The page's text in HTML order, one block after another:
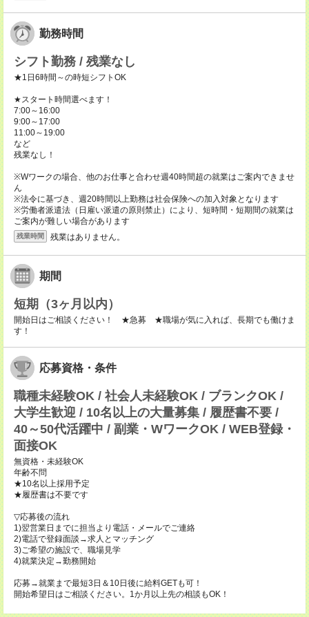
勤務時間
シフト勤務 / 残業なし
★1日6時間～の時短シフトOK
★スタート時間選べます！
7:00～16:00
9:00～17:00
11:00～19:00
など
残業なし！
※Wワークの場合、他のお仕事と合わせ週40時間超の就業はご案内できませ
ん
※法令に基づき、週20時間以上勤務は社会保険への加入対象となります
※労働者派遣法（日雇い派遣の原則禁止）により、短時間・短期間の就業は
ご案内が難しい場合があります
残業時間 残業はありません。
期間
短期（3ヶ月以内）
開始日はご相談ください！ ★急募 ★職場が気に入れば、長期でも働けま
す！
応募資格・条件
職種未経験OK / 社会人未経験OK / ブランクOK /
大学生歓迎 / 10名以上の大量募集 / 履歴書不要 /
40～50代活躍中 / 副業・WワークOK / WEB登録・
面接OK
無資格・未経験OK
年齢不問
★10名以上採用予定
★履歴書は不要です
▽応募後の流れ
1)翌営業日までに担当より電話・メールでご連絡
2)電話で登録面談→求人とマッチング
3)ご希望の施設で、職場見学
4)就業決定→勤務開始
応募→就業まで最短3日＆10日後に給料GETも可！
開始希望日はご相談ください。1か月以上先の相談もOK！